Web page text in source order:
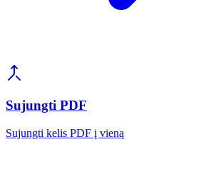
Sujungti PDF
Sujungti kelis PDF į vieną